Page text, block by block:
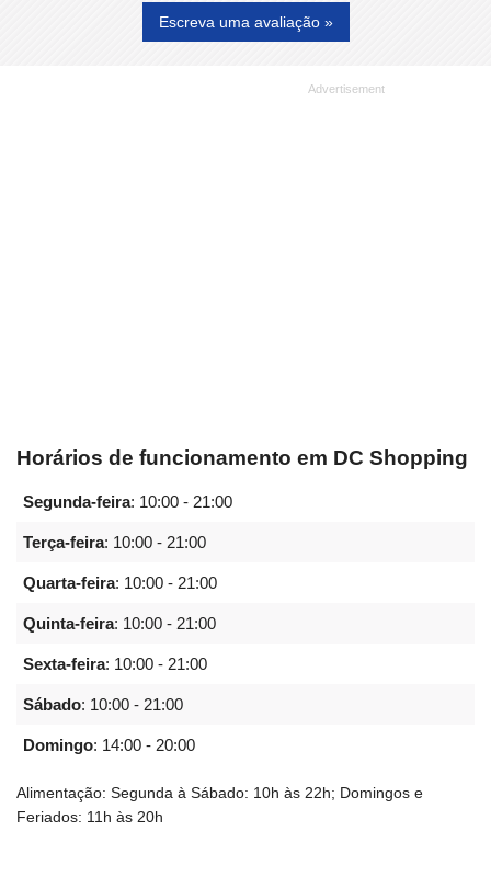
Escreva uma avaliação »
Horários de funcionamento em DC Shopping
Segunda-feira: 10:00 - 21:00
Terça-feira: 10:00 - 21:00
Quarta-feira: 10:00 - 21:00
Quinta-feira: 10:00 - 21:00
Sexta-feira: 10:00 - 21:00
Sábado: 10:00 - 21:00
Domingo: 14:00 - 20:00
Alimentação: Segunda à Sábado: 10h às 22h; Domingos e
Feriados: 11h às 20h